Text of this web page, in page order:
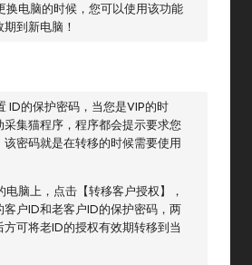
换电脑的时候，您可以使用该功能
到新电脑！
ID的保护密码，当您是VIP的时
采集猫程序，程序都会提示要求您
该密码就是在转移的时候需要使用
电脑上，点击【转移客户授权】，
客户ID和老客户ID的保护密码，两
可将老ID的授权有效期转移到当